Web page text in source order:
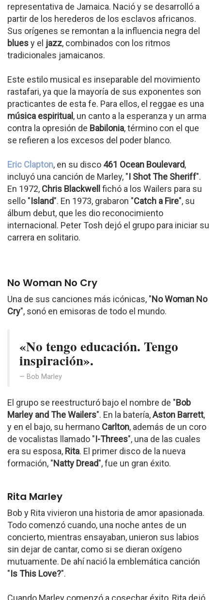
representativa de Jamaica. Nació y se desarrolló a
partir de los herederos de los esclavos africanos.
Sus orígenes se remontan a la influencia negra del
bluesy el jazz, combinados con los ritmos
tradicionales jamaicanos.
Este estilo musical es inseparable del movimiento
rastafari, ya que la mayoría de sus exponentes son
practicantes de esta fe. Para ellos, el reggae es una
música espiritual , un canto a la esperanza y un arma
contra la opresión de Babilonia, término con el que
se refieren a los excesos del poder blanco.
Eric Clapton, en su disco 461 Ocean Boulevard,
incluyó una canción de Marley, "I Shot The Sheriff".
En 1972, Chris Blackwell fichó a los Wailers para su
sello "Island". En 1973, grabaron "Catch a Fire", su
álbum debut, que les dio reconocimiento
internacional. Peter Tosh dejó el grupo para iniciar su
carrera en solitario.
No Woman No Cry
Una de sus canciones más icónicas, "No Woman No
Cry", sonó en emisoras de todo el mundo.
«No tengo educación. Tengo
inspiración».
Bob Marley
El grupo se reestructuró bajo el nombre de "Bob
Marley and The Wailers". En la batería,Aston Barrett,
y en el bajo, su hermano Carlton, además de un coro
de vocalistas llamado "I-Threes", una de las cuales
era su esposa, Rita. El primer disco de la nueva
formación, "Natty Dread", fue un gran éxito.
Rita Marley
Bob y Rita vivieron una historia de amor apasionada.
Todo comenzó cuando, una noche antes de un
concierto, mientras ensayaban, unieron sus labios
sin dejar de cantar, como si se dieran oxígeno
mutuamente. De ahí nació la emblemática canción
"Is This Love?".
Cuando Marley comenzó a cosechar éxito, Rita dejó